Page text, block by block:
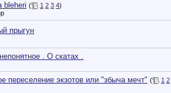
bleheri ( 1 2 3 4)
прыгун
. О скатах .
переселение экзотов или "збыча мечт" ( 1 2